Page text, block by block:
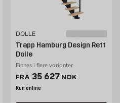
DOLLE
Trapp Hamburg Design Rett
Dolle
Finnes i flere varianter
FRA Pris 35627 NOK /stk
35 627 NOK
Kun online